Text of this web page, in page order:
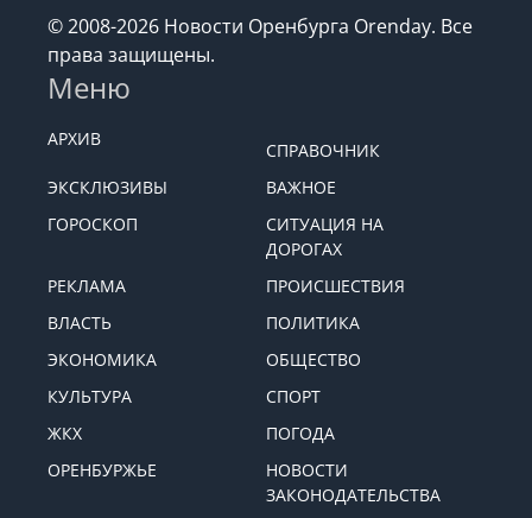
© 2008-2026 Новости Оренбурга Orenday. Все
права защищены.
Меню
АРХИВ
СПРАВОЧНИК
ЭКСКЛЮЗИВЫ
ВАЖНОЕ
ГОРОСКОП
СИТУАЦИЯ НА
ДОРОГАХ
РЕКЛАМА
ПРОИСШЕСТВИЯ
ВЛАСТЬ
ПОЛИТИКА
ЭКОНОМИКА
ОБЩЕСТВО
КУЛЬТУРА
СПОРТ
ЖКХ
ПОГОДА
ОРЕНБУРЖЬЕ
НОВОСТИ
ЗАКОНОДАТЕЛЬСТВА